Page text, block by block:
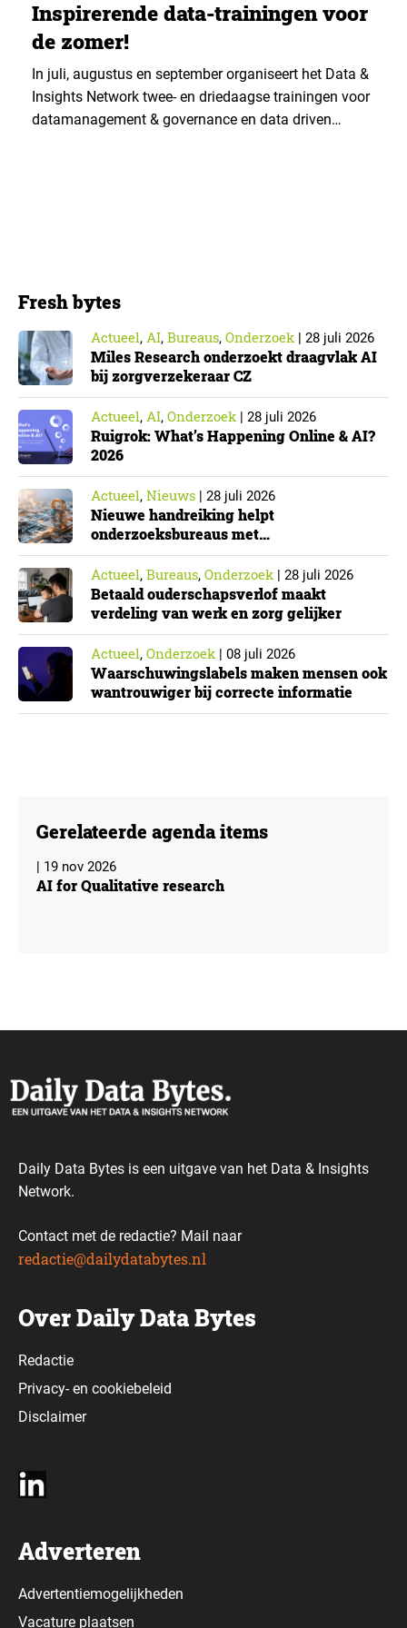
Inspirerende data-trainingen voor
de zomer!
In juli, augustus en september organiseert het Data &
Insights Network twee- en driedaagse trainingen voor
datamanagement & governance en data driven
Fresh bytes
Actueel, AI, Bureaus, Onderzoek| 28 juli 2026
Miles Research onderzoekt draagvlak AI
bij zorgverzekeraar CZ
Actueel, AI, Onderzoek| 28 juli 2026
Ruigrok: What’s Happening Online & AI?
2026
Actueel, Nieuws | 28 juli 2026
Nieuwe handreiking helpt
onderzoeksbureaus met
Cyberbeveiligingswet
Actueel, Bureaus, Onderzoek| 28 juli 2026
Betaald ouderschapsverlof maakt
verdeling van werk en zorg gelijker
Actueel, Onderzoek| 08 juli 2026
Waarschuwingslabels maken mensen ook
wantrouwiger bij correcte informatie
Gerelateerde agenda items
| 19 nov 2026
AI for Qualitative research
Daily Data Bytes is een uitgave van het Data & Insights
Network.
Contact met de redactie? Mail naar
redactie@dailydatabytes.nl
Over Daily Data Bytes
Redactie
Privacy-en cookiebeleid
Disclaimer
Adverteren
Advertentiemogelijkheden
Vacature plaatsen